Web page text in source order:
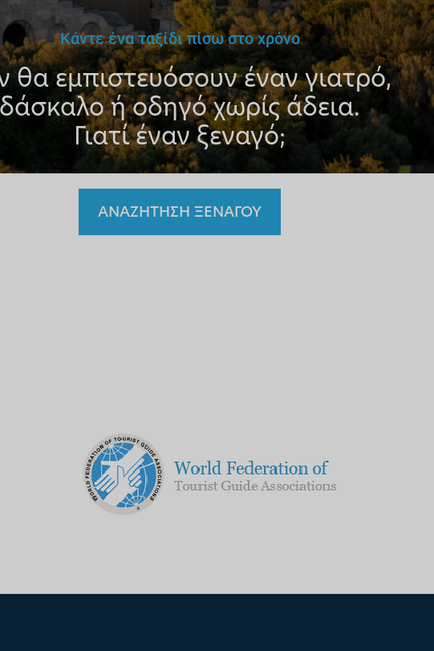
Κάντε ένα ταξίδι πίσω στο χρόνο
θα εμπιστευόσουν έναν γιατρό,
δάσκαλο ή οδηγό χωρίς άδεια.
Γιατί έναν ξεναγό;
ΑΝΑΖΗΤΗΣΗ ΞΕΝΑΓΟΥ